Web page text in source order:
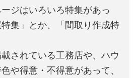
ジはいろいろ特集があっ
集」とか、「間取り作成特
されている工務店や、ハウ
や得意・不得意があって、